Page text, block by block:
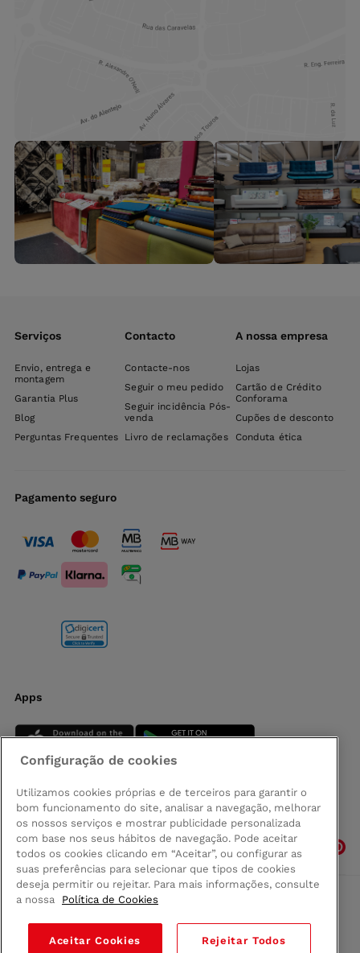
Serviços
Envio, entrega e
montagem
Garantia Plus
Blog
Perguntas Frequentes
Contacto
Contacte-nos
Seguir o meu pedido
Seguir incidência Pós-
venda
Livro de reclamações
A nossa empresa
Lojas
Cartão de Crédito
Conforama
Cupões de desconto
Conduta ética
Pagamento seguro
Apps
Siga-nos
Comprar na Madeira
Política de privacidad
Termos e Condições
Configuração de cookies
Utilizamos cookies próprias e de terceiros para garantir o
bom funcionamento do site, analisar a navegação, melhorar
os nossos serviços e mostrar publicidade personalizada
com base nos seus hábitos de navegação. Pode aceitar
todos os cookies clicando em “Aceitar”, ou configurar as
suas preferências para selecionar que tipos de cookies
deseja permitir ou rejeitar. Para mais informações, consulte
a nossa
Política de Cookies
Aceitar Cookies Rejeitar Todos